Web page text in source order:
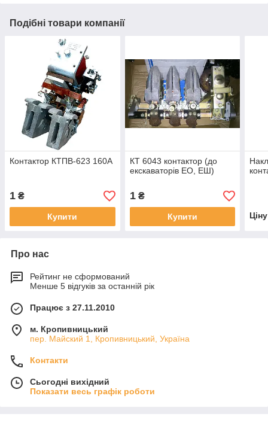
Подібні товари компанії
Контактор КТПВ-623 160А
1 ₴
Купити
КТ 6043 контактор (до
екскаваторів ЕО, ЕШ)
1₴
Купити
Про нас
Рейтинг не сформований
Менше 5 відгуків за останній рік
Працює з 27.11.2010
м. Кропивницький
пер. Майский 1, Кропивницький, Україна
Контакти
Сьогодні вихідний
Показати весь графік роботи